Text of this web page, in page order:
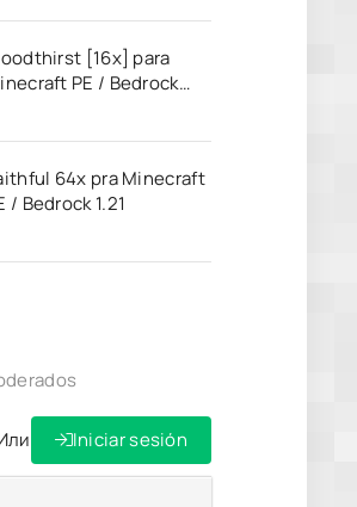
[16x] para
PE / Bedrock
64x pra Minecraft
/ Bedrock 1.21
Iniciar sesión